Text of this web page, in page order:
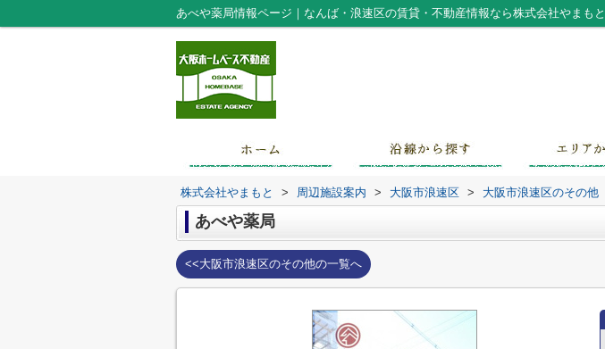
あべや薬局情報ページ｜なんば・浪速区の賃貸・不動産情報なら株式会社やまもと
株式会社やまもと > 周辺施設案内 > 大阪市浪速区 > 大阪市浪速区のその他
あべや薬局
<<大阪市浪速区のその他の一覧へ